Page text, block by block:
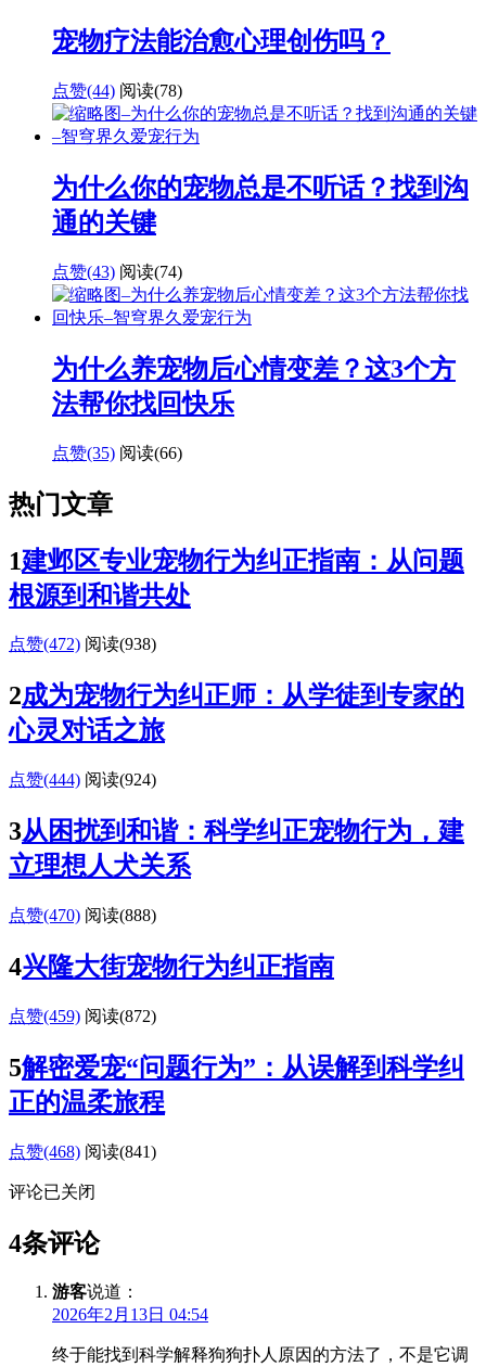
宠物疗法能治愈心理创伤吗？
点赞(44) 阅读(78)
为什么你的宠物总是不听话？找到沟
通的关键
点赞(43) 阅读(74)
为什么养宠物后心情变差？这3个方
法帮你找回快乐
点赞(35) 阅读(66)
热门文章
1建邺区专业宠物行为纠正指南：从问题
根源到和谐共处
点赞(472) 阅读(938)
2成为宠物行为纠正师：从学徒到专家的
心灵对话之旅
点赞(444) 阅读(924)
3从困扰到和谐：科学纠正宠物行为，建
立理想人犬关系
点赞(470) 阅读(888)
4兴隆大街宠物行为纠正指南
点赞(459) 阅读(872)
5解密爱宠“问题行为”：从误解到科学纠
正的温柔旅程
点赞(468) 阅读(841)
评论已关闭
4条评论
游客说道：
2026年2月13日 04:54
终于能找到科学解释狗狗扑人原因的方法了，不是它调